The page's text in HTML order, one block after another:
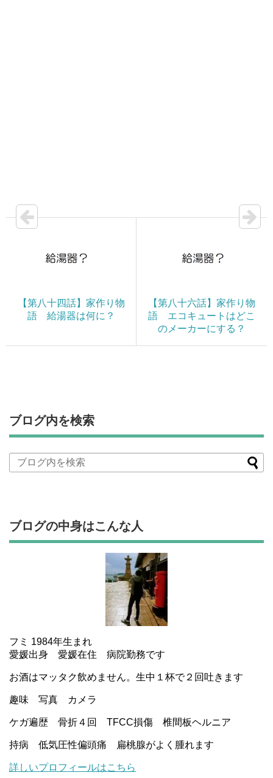
【第八十四話】家作り物
語 給湯器は何に？
【第八十六話】家作り物
語 エコキュートはどこ
のメーカーにする？
ブログ内を検索
ブログの中身はこんな人
フミ 1984年生まれ
愛媛出身 愛媛在住 病院勤務です
お酒はマッタク飲めません。生中１杯で２回吐きます
趣味 写真 カメラ
ケガ遍歴 骨折４回 TFCC損傷 椎間板ヘルニア
持病 低気圧性偏頭痛 扁桃腺がよく腫れます
詳しいプロフィールはこちら